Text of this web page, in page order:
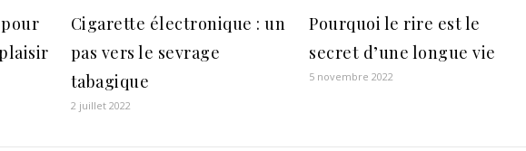
Cigarette électronique : un
pas vers le sevrage
tabagique
2 juillet 2022
Pourquoi le rire est le
secret d’une longue vie
5 novembre 2022